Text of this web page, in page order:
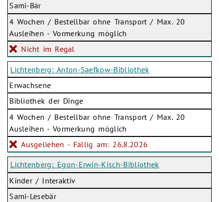
Sami-Bär
4 Wochen / Bestellbar ohne Transport / Max. 20
Ausleihen - Vormerkung möglich
Nicht im Regal
Lichtenberg: Anton-Saefkow-Bibliothek
Erwachsene
Bibliothek der Dinge
4 Wochen / Bestellbar ohne Transport / Max. 20
Ausleihen - Vormerkung möglich
Ausgeliehen - Fällig am: 26.8.2026
Lichtenberg: Egon-Erwin-Kisch-Bibliothek
Kinder / Interaktiv
Sami-Lesebär